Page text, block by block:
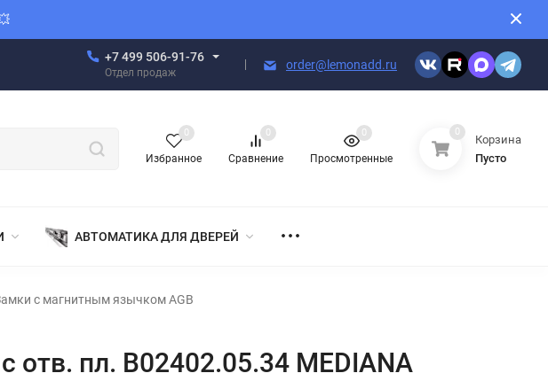
+7 499 506-91-76
Отдел продаж
order@lemonadd.ru
Избранное
0
Сравнение
0
Просмотренные
0 0
Корзина
Пусто
АВТОМАТИКА ДЛЯ ДВЕРЕЙ
с магнитным язычком AGB
отв. пл. B02402.05.34 MEDIANA